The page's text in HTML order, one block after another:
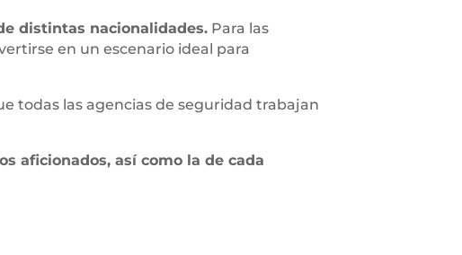
distintas nacionalidades. Para las
en un escenario ideal para
todas las agencias de seguridad trabajan
aficionados, así como la de cada